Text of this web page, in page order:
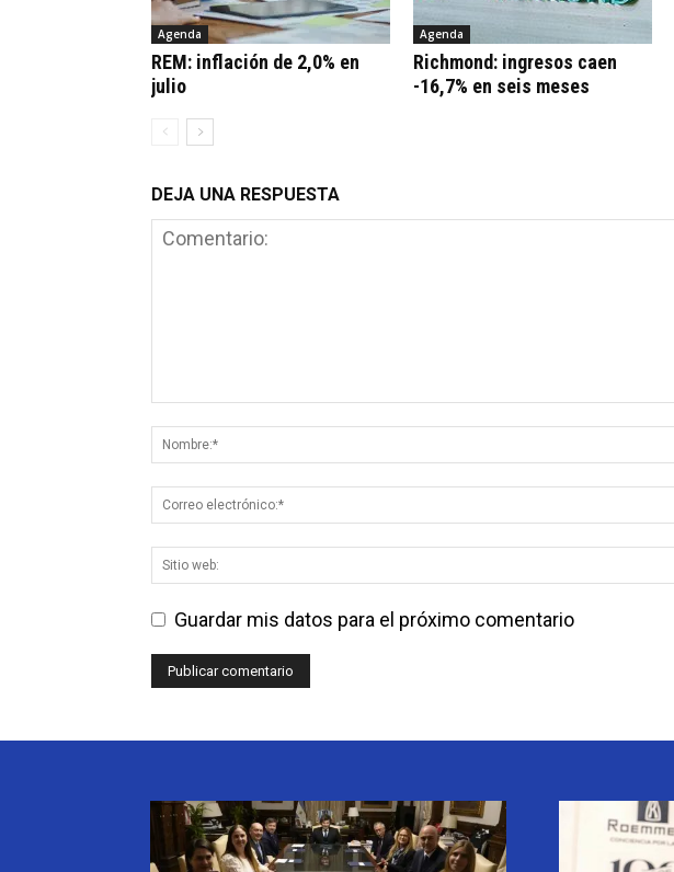
Agenda
REM: inflación de 2,0% en
julio
Agenda
Richmond: ingresos caen
-16,7% en seis meses
DEJA UNA RESPUESTA
Guardar mis datos para el próximo comentario